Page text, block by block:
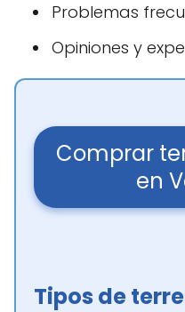
Problemas
Opiniones y
Comprar
en
Tipos de